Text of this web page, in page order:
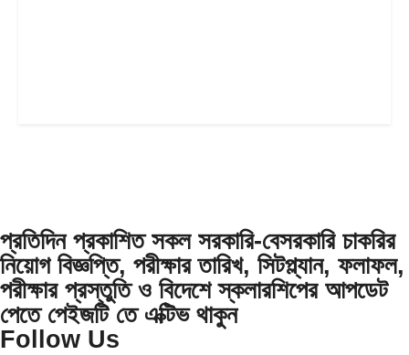
প্রতিদিন প্রকাশিত সকল সরকারি-বেসরকারি চাকরির
নিয়োগ বিজ্ঞপ্তি, পরীক্ষার তারিখ, সিটপ্ল্যান, ফলাফল,
পরীক্ষার প্রস্তুতি ও বিদেশে স্কলারশিপের আপডেট
পেতে পেইজটি তে এক্টিভ থাকুন
Follow Us